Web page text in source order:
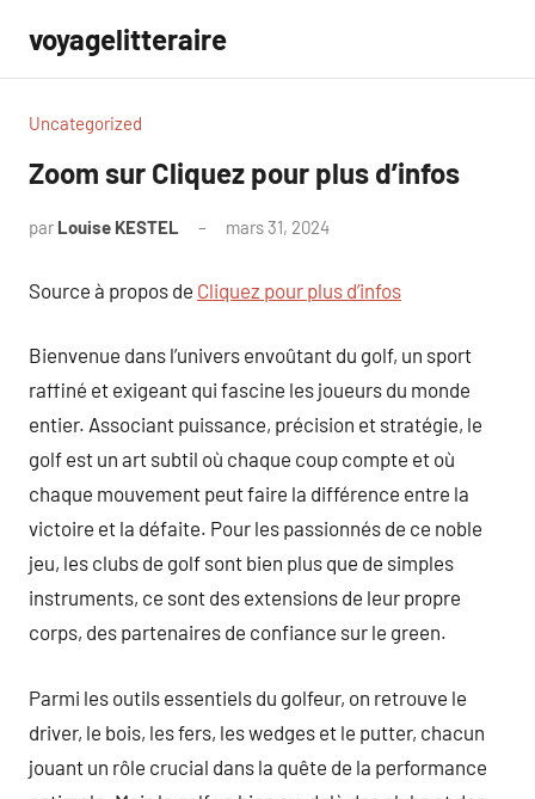
contenu
voyagelitteraire
Uncategorized
Zoom sur Cliquez pour plus d’infos
par Louise KESTEL mars 31, 2024
Source à propos de Cliquez pour plus d’infos
Bienvenue dans l’univers envoûtant du golf, un sport
raffiné et exigeant qui fascine les joueurs du monde
entier. Associant puissance, précision et stratégie, le
golf est un art subtil où chaque coup compte et où
chaque mouvement peut faire la différence entre la
victoire et la défaite. Pour les passionnés de ce noble
jeu, les clubs de golf sont bien plus que de simples
instruments, ce sont des extensions de leur propre
corps, des partenaires de confiance sur le green.
Parmi les outils essentiels du golfeur, on retrouve le
driver, le bois, les fers, les wedges et le putter, chacun
jouant un rôle crucial dans la quête de la performance